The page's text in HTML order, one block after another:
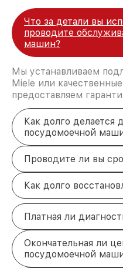
Что за детали вы
проводите
машин?
Мы устанавливаем
Miele или
предоставляем
Как долго делается
посудомоечной
Проводите ли вы
Как долго
Платная ли
Окончательная ли
посудомоечной